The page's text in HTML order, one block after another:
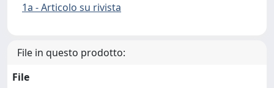
1a - Articolo su rivista
File in questo prodotto:
File